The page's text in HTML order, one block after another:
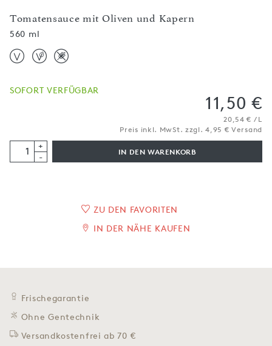
Tomatensauce mit Oliven und Kapern
560 ml
SOFORT VERFÜGBAR
11,50 €
20,54 € / L
Preis inkl. MwSt. zzgl. 4,95 € Versand
+
-
IN DEN WARENKORB
ZU DEN FAVORITEN
IN DER NÄHE KAUFEN
Frischegarantie
Ohne Gentechnik
Versandkostenfrei ab 70 €